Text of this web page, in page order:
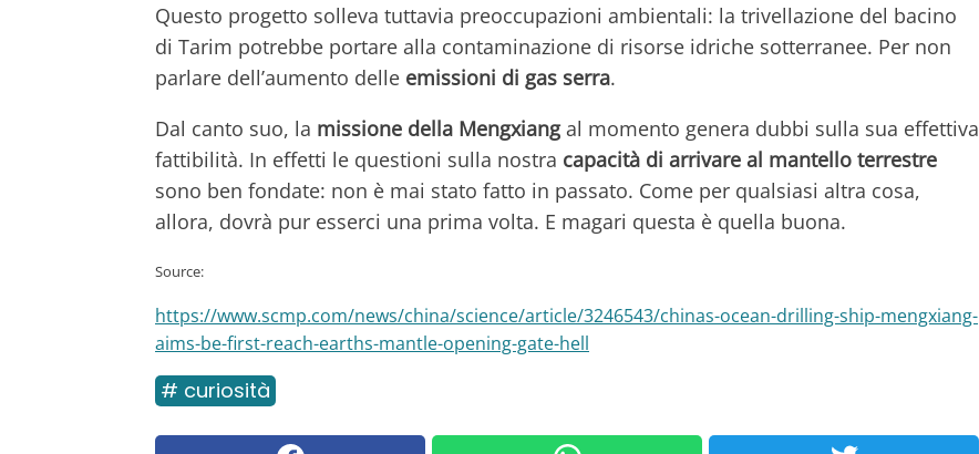
Questo progetto solleva tuttavia preoccupazioni ambientali: la trivellazione del bacino
di Tarim potrebbe portare alla contaminazione di risorse idriche sotterranee. Per non
parlare dell’aumento delle emissioni di gas serra.
Dal canto suo, la missione della Mengxiangal momento genera dubbi sulla sua effettiva
fattibilità. In effetti le questioni sulla nostra capacità di arrivare al mantello terrestre
sono ben fondate: non è mai stato fatto in passato. Come per qualsiasi altra cosa,
allora, dovrà pur esserci una prima volta. E magari questa è quella buona.
Source:
https://www.scmp.com/news/china/science/article/3246543/chinas-ocean-drilling-ship-mengxiang-
aims-be-first-reach-earths-mantle-opening-gate-hell
# curiosità